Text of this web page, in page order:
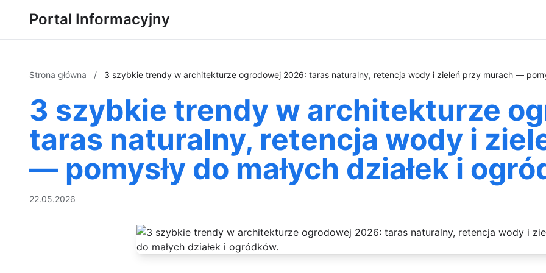
Portal Informacyjny
Strona główna / 3 szybkie trendy w architekturze ogrodowej 2026: taras naturalny, retencja wody i zieleń przy murach —
3 szybkie trendy w architekturze
taras naturalny, retencja wody i
— pomysły do małych działek i
22.05.2026